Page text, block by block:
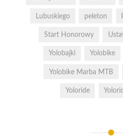
Lubuskiego peleton
Start Honorowy
Yolobajki Yolobike
Yolobike Marba MTB
Yoloride